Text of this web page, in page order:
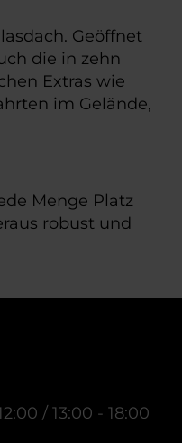
Geöffnet
die in zehn
Extras wie
im Gelände,
Menge Platz
robust und
/ 13:00 - 18:00